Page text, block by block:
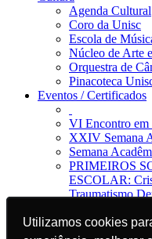
Utilizamos cookies
Utilizamos cookies
Agenda Cultural
Coro da Unisc
Escola de
Núcleo de Arte
Orquestra de
Pinacoteca
Eventos / Certificados
VI Encontro em
XXIV Semana
Semana
PRIMEIROS
ESCOLAR:
Traumatismo
Jornal da Unisc